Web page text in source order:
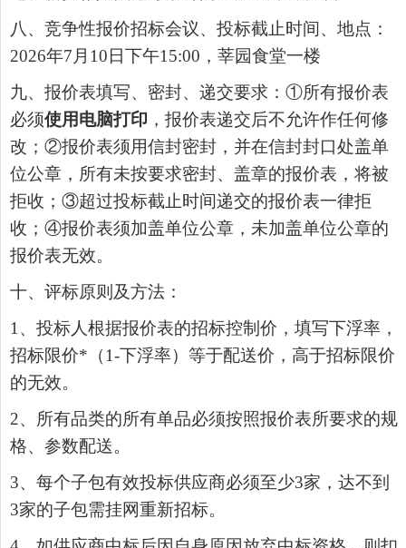
八、竞争性报价招标会议、投标截止时间、地点：
2026年7 月 10日下午15:00 ，莘园食堂一楼
九、报价表填写、密封、递交要求：①所有报价表
必须使用电脑打印 ，报价表递交后不允许作任何修
改；②报价表须用信封密封，并在信封封口处盖单
位公章，所有未按要求密封、盖章的报价表，将被
拒收；③超过投标截止时间递交的报价表一律拒
收；④报价表须加盖单位公章，未加盖单位公章的
报价表无效。
十、评标原则及方法：
1 、投标人根据报价表的招标控制价，填写下浮率，
招标限价* （1-下浮率）等于配送价，高于招标限价
的无效。
2、所有品类的所有单品必须按照报价表所要求的规
格、参数配送。
3、每个子包有效投标供应商必须至少3家，达不到
3家的子包需挂网重新招标。